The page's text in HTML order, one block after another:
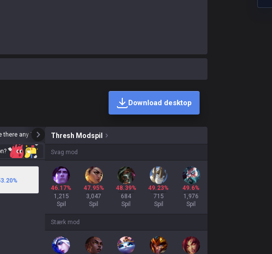
Download desktop
there any Thresh skins on sale?
%
Thresh Modspil
Svag mod
46.17%
1,215
Spil
47.95%
3,047
Spil
48.39%
684
Spil
49.23%
715
Spil
49.6%
1,976
Spil
Stærk mod